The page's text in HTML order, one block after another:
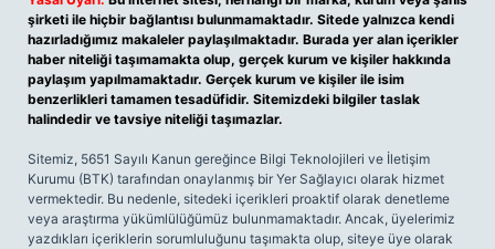
şirketi ile hiçbir bağlantısı bulunmamaktadır. Sitede yalnızca kendi
hazırladığımız makaleler paylaşılmaktadır. Burada yer alan içerikler
haber niteliği taşımamakta olup, gerçek kurum ve kişiler hakkında
paylaşım yapılmamaktadır. Gerçek kurum ve kişiler ile isim
benzerlikleri tamamen tesadüfidir. Sitemizdeki bilgiler taslak
halindedir ve tavsiye niteliği taşımazlar.
Sitemiz, 5651 Sayılı Kanun gereğince Bilgi Teknolojileri ve İletişim
Kurumu (BTK) tarafından onaylanmış bir Yer Sağlayıcı olarak hizmet
vermektedir. Bu nedenle, sitedeki içerikleri proaktif olarak denetleme
veya araştırma yükümlülüğümüz bulunmamaktadır. Ancak, üyelerimiz
yazdıkları içeriklerin sorumluluğunu taşımakta olup, siteye üye olarak